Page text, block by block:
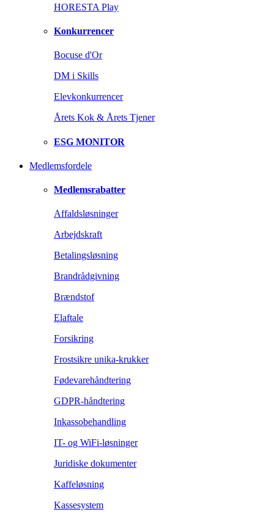
HORESTA Play
Konkurrencer
Bocuse d'Or
DM i Skills
Elevkonkurrencer
Årets Kok & Årets Tjener
ESG MONITOR
Medlemsfordele
Medlemsrabatter
Affaldsløsninger
Arbejdskraft
Betalingsløsning
Brandrådgivning
Brændstof
Elaftale
Forsikring
Frostsikre unika-krukker
Fødevarehåndtering
GDPR-håndtering
Inkassobehandling
IT- og WiFi-løsninger
Juridiske dokumenter
Kaffeløsning
Kassesystem